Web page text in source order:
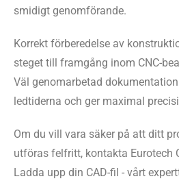
smidigt genomförande.
Korrekt förberedelse av
steget till framgång inom CNC-
Väl genomarbetad
ledtiderna och ger maximal
Om du vill vara säker på att ditt
utföras felfritt, kontakta Eurotech
Ladda upp din CAD-fil - vårt